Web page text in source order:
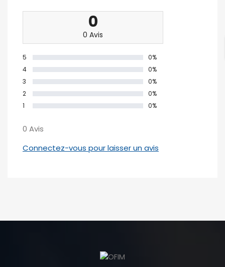
0
0 Avis
5
0%
4
0%
3
0%
2
0%
1
0%
0 Avis
Connectez-vous pour laisser un avis